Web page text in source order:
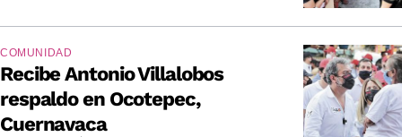
COMUNIDAD
Recibe Antonio Villalobos
respaldo en Ocotepec,
Cuernavaca